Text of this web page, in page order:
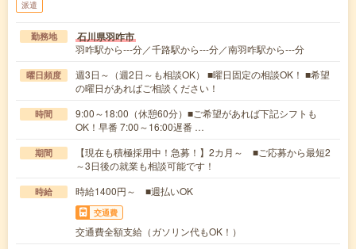
派遣
勤務地 石川県羽咋市
羽咋駅から---分／千路駅から---分／南羽咋駅から---分
曜日頻度
週3日～（週2日～も相談OK） ■曜日固定の相談OK！ ■希望
の曜日があればご相談ください！
時間
9:00～18:00（休憩60分）■ご希望があれば下記シフトも
OK！早番 7:00～16:00遅番 …
期間
【現在も積極採用中！急募！】2カ月～ ■ご応募から最短2
～3日後の就業も相談可能です！
時給 時給1400円～ ■週払いOK
交通費
交通費全額支給（ガソリン代もOK！）